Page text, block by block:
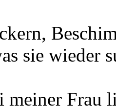
sie wieder
meiner Frau